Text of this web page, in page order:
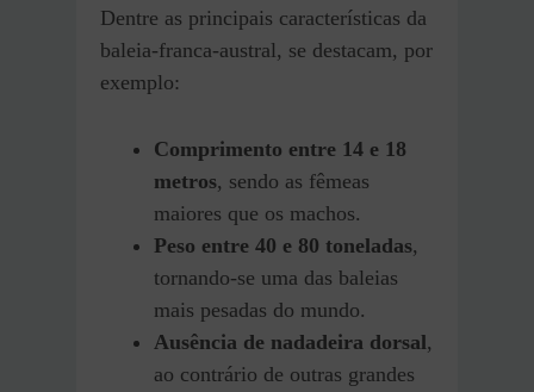
Dentre as principais características da
baleia-franca-austral, se destacam, por
exemplo:
Comprimento entre 14 e 18
metros, sendo as fêmeas
maiores que os machos.
Peso entre 40 e 80 toneladas,
tornando-se uma das baleias
mais pesadas do mundo.
Ausência de nadadeira dorsal,
ao contrário de outras grandes